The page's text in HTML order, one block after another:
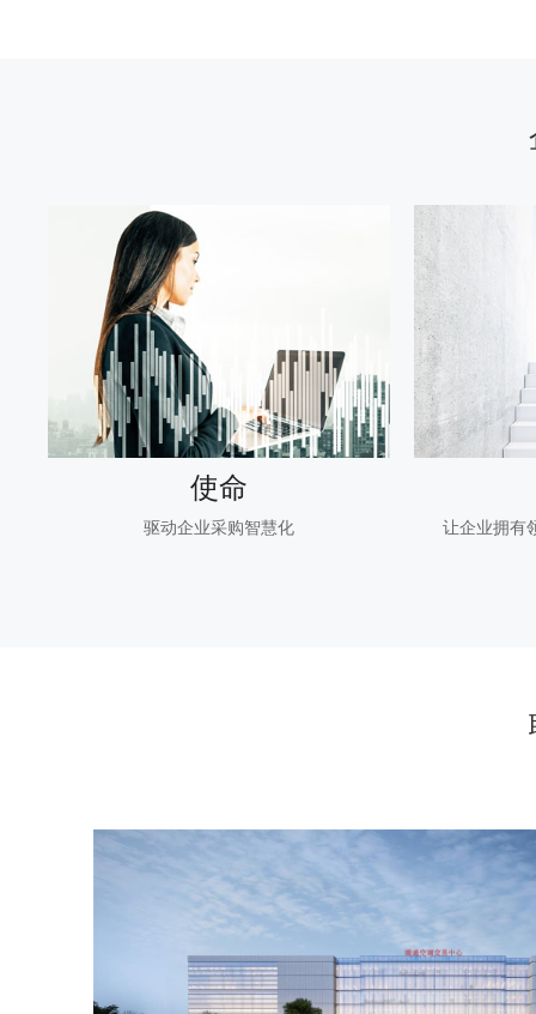
使命
驱动企业采购智慧化 让企业拥有